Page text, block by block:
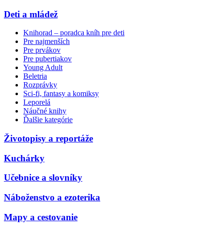
Deti a mládež
Knihorad – poradca kníh pre deti
Pre najmenších
Pre prvákov
Pre pubertiakov
Young Adult
Beletria
Rozprávky
Sci-fi, fantasy a komiksy
Leporelá
Náučné knihy
Ďalšie kategórie
Životopisy a reportáže
Kuchárky
Učebnice a slovníky
Náboženstvo a ezoterika
Mapy a cestovanie